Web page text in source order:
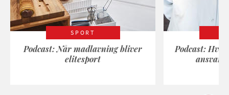
SPORT
Podcast: Når madlavning bliver
elitesport
Podcast: